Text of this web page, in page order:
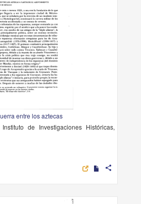
entre los aztecas
de Investigaciones Históricas,
share